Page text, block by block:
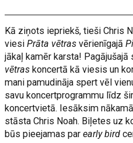
Kā ziņots iepriekš, tieši Chris
viesiPrāta vētrasvērienīgajā
jākaļ kamēr karsta! Pagājušajā
vētras koncertā kā viesis un
mani pamudināja spert vēl
savu koncertprogrammu līdz
koncertvietā. Iesāksim
stāsta Chris Noah. Biļetes uz
būs pieejamas parearly bird